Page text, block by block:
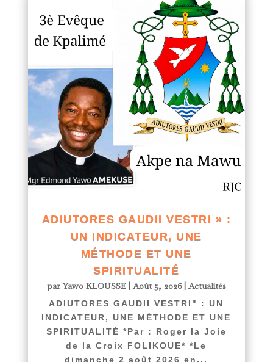
ADIUTORES GAUDII VESTRI » :
UN INDICATEUR, UNE
MÉTHODE ET UNE
SPIRITUALITÉ
parYawo KLOUSSE| Août 5, 2026| Actualités
ADIUTORES GAUDII VESTRI" : UN
INDICATEUR, UNE MÉTHODE ET UNE
SPIRITUALITÉ *Par : Roger la Joie
de la Croix FOLIKOUE* *Le
dimanche 2 août 2026 en...